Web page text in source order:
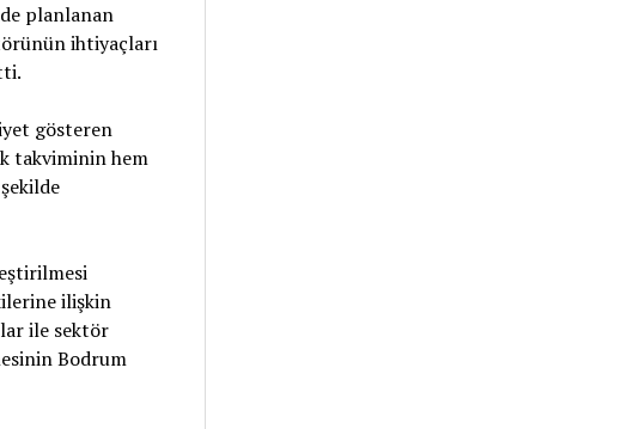
planlanan
ihtiyaçları
gösteren
takviminin hem
ilişkin
ile sektör
Bodrum